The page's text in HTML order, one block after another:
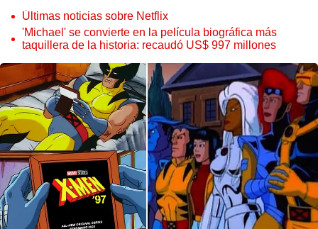
Últimas noticias sobre Netflix
'Michael' se convierte en la película biográfica más
taquillera de la historia: recaudó US$ 997 millones